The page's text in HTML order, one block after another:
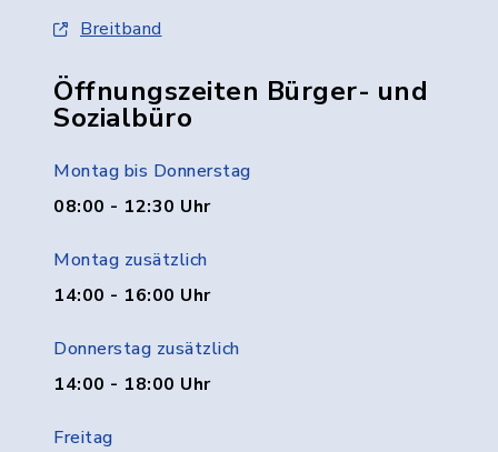
Breitband
Öffnungszeiten Bürger- und
Sozialbüro
Montag bis Donnerstag
08:00 - 12:30 Uhr
Montag zusätzlich
14:00 - 16:00 Uhr
Donnerstag zusätzlich
14:00 - 18:00 Uhr
Freitag